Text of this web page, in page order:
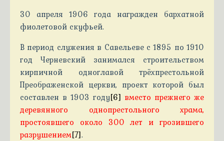
30 апреля 1906 года награжден бархатной
фиолетовой скуфьей.
В период служения в Савельеве с 1895 по 1910
год Черневский занимался строительством
кирпичной одноглавой трёхпрестольной
Преображенской церкви, проект которой был
составлен в 1903 году[6] вместо прежнего же
деревянного однопрестольного храма,
простоявшего около 300 лет и грозившего
разрушением[7].